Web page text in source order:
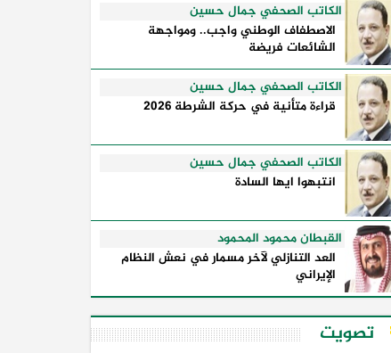
الكاتب الصحفي جمال حسين
الاصطفاف الوطني واجب.. ومواجهة
الشائعات فريضة
الكاتب الصحفي جمال حسين
قراءة متأنية في حركة الشرطة 2026
الكاتب الصحفي جمال حسين
انتبهوا ايها السادة
القبطان محمود المحمود
العد التنازلي لآخر مسمار في نعش النظام
الإيراني
تصويت